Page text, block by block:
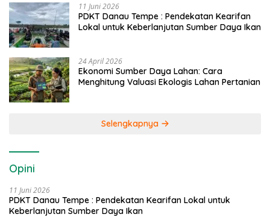
11 Juni 2026
PDKT Danau Tempe : Pendekatan Kearifan
Lokal untuk Keberlanjutan Sumber Daya Ikan
24 April 2026
Ekonomi Sumber Daya Lahan: Cara
Menghitung Valuasi Ekologis Lahan Pertanian
Selengkapnya
Opini
11 Juni 2026
PDKT Danau Tempe : Pendekatan Kearifan Lokal untuk
Keberlanjutan Sumber Daya Ikan